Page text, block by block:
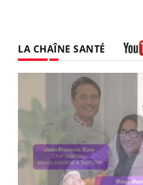
LA CHAÎNE SANTÉ